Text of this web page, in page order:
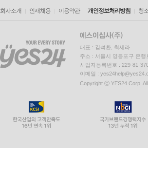
회사소개 인재채용 이용약관 개인정보처리방침 청
대표 : 김석환, 최세라
주소 : 서울시 영등포구 은
사업자등록번호 : 229-81-
이메일 :
Copyright ⓒ YES24 Corp.